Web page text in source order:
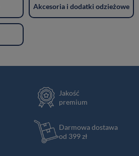
Akcesoria i dodatki odzieżowe
Jakość
premium
Darmowa dostawa
od 399 zł